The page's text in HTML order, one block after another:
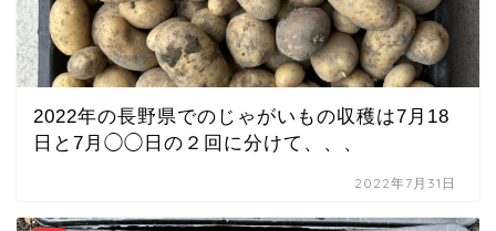
2022年の長野県でのじゃがいもの収穫は7月18
日と7月◯◯日の２回に分けて、、、
2022年7月31日